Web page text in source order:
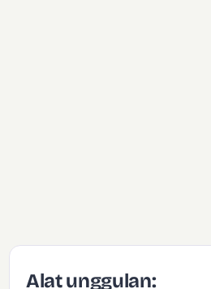
Alat unggulan: